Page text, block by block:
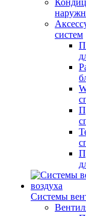
систем
Системы